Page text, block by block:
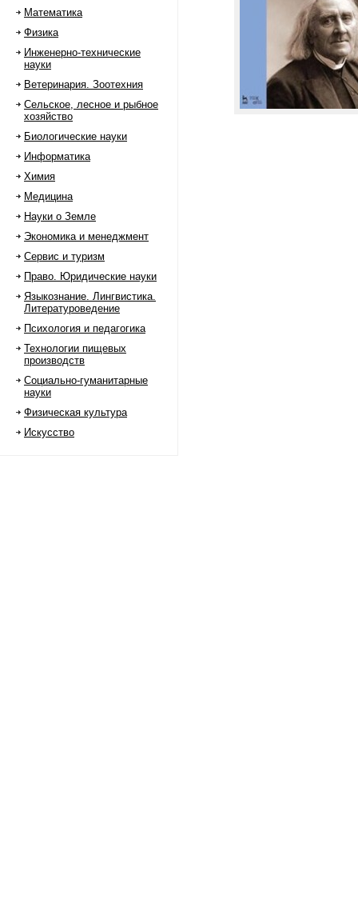
Математика
Физика
Инженерно-технические
науки
Ветеринария. Зоотехния
Сельское, лесное и рыбное
хозяйство
Биологические науки
Информатика
Химия
Медицина
Науки о Земле
Экономика и менеджмент
Сервис и туризм
Право. Юридические науки
Языкознание. Лингвистика.
Литературоведение
Психология и педагогика
Технологии пищевых
производств
Социально-гуманитарные
науки
Физическая культура
Искусство